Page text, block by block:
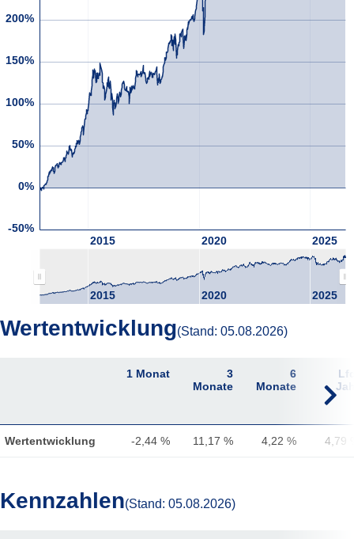
2015 2020 2025
-50%
0%
50%
100%
150%
200%
2015 2020 2025
Wertentwicklung(Stand: 05.08.2026)
1 Monat
3
Monate
6
Monate
Wertentwicklung -2,44 % 11,17 % 4,22 % 4,79
Kennzahlen(Stand: 05.08.2026)